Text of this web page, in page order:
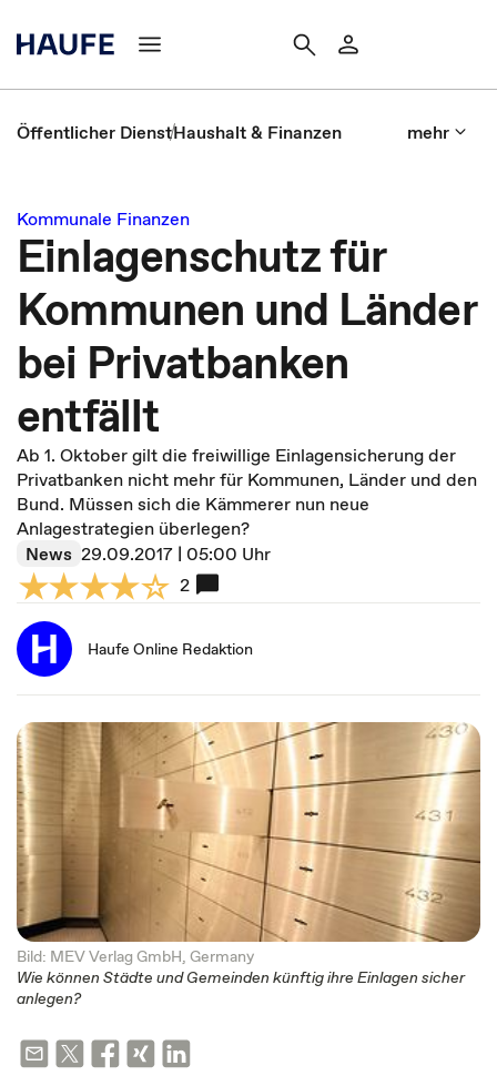
Öffentlicher DienstHaushalt & Finanzen mehr
Kommunale Finanzen
Einlagenschutz für
Kommunen und Länder
bei Privatbanken
entfällt
Ab 1. Oktober gilt die freiwillige Einlagensicherung der
Privatbanken nicht mehr für Kommunen, Länder und den
Bund. Müssen sich die Kämmerer nun neue
Anlagestrategien überlegen?
News 29.09.2017 | 05:00 Uhr
2
Haufe Online Redaktion
Bild: MEV Verlag GmbH, Germany
Wie können Städte und Gemeinden künftig ihre Einlagen sicher
anlegen?